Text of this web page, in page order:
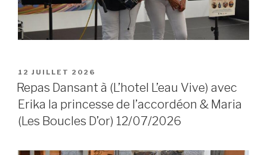
POSTED
ON
12 JUILLET 2026
Repas Dansant à (L’hotel L’eau Vive) avec
Erika la princesse de l’accordéon & Maria
(Les Boucles D’or) 12/07/2026